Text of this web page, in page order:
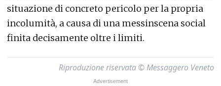
situazione di concreto pericolo per la propria
incolumità, a causa di una messinscena social
finita decisamente oltre i limiti.
Riproduzione riservata © Messaggero Veneto